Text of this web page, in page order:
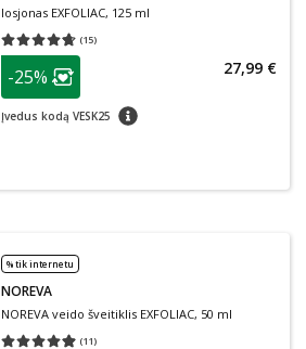
losjonas EXFOLIAC, 125 ml
(15)
Vidutinis įvertinimas 4.67
patarimas
Lojalumo klubo narių nuolaida
-25%
Įvedus kodą VESK25 patarimas
27,99 €
% tik internetu
NOREVA
NOREVA veido šveitiklis EXFOLIAC, 50 ml
(11)